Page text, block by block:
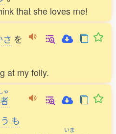
that she loves me!
さ を
at my folly.
ゃ
も
いま